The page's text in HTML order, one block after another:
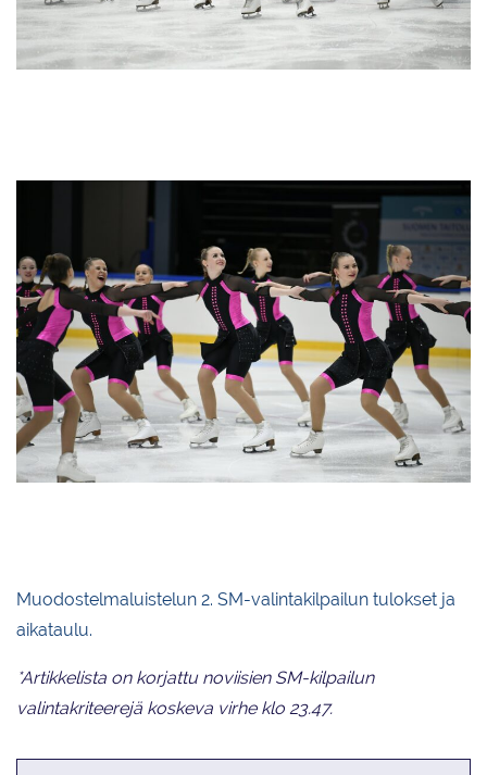
Muodostelmaluistelun 2. SM-valintakilpailun tulokset ja
aikataulu.
*Artikkelista on korjattu noviisien SM-kilpailun
valintakriteerejä koskeva virhe klo 23.47.